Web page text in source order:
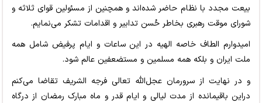
بیعت مجدد با نظام حاضر شده‌اند و همچنین از مسئولین قوای ثلاثه و
شورای موقت رهبری بخاطر حُسن تدابیر و اقدامات تشکر می‌نمایم.
امیدوارم الطاف خاصه الهیه در این ساعات و ایام پرفیض شامل همه
ملت ایران و بلکه همه مسلمین و مستضعفین عالم شود.
و در نهایت از سرورمان عجل‌الله تعالی فرجه الشریف تقاضا می‌کنم
دراین باقیمانده از مدت لیالی و ایام قدر و ماه مبارک رمضان از درگاه